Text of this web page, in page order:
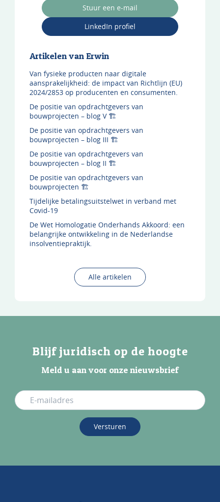
Stuur een e-mail
LinkedIn profiel
Artikelen van Erwin
Van fysieke producten naar digitale
aansprakelijkheid: de impact van Richtlijn (EU)
2024/2853 op producenten en consumenten.
De positie van opdrachtgevers van
bouwprojecten – blog V 🏗️
De positie van opdrachtgevers van
bouwprojecten – blog III 🏗️
De positie van opdrachtgevers van
bouwprojecten – blog II 🏗️
De positie van opdrachtgevers van
bouwprojecten 🏗️
Tijdelijke betalingsuitstelwet in verband met
Covid-19
De Wet Homologatie Onderhands Akkoord: een
belangrijke ontwikkeling in de Nederlandse
insolventiepraktijk.
Alle artikelen
Blijf juridisch op de hoogte
Meld u aan voor onze nieuwsbrief
Versturen